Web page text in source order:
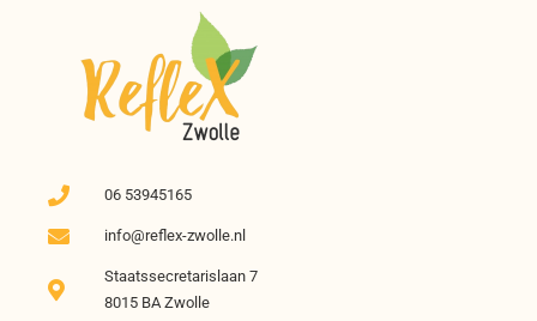
06 53945165
info@reflex-zwolle.nl
Staatssecretarislaan 7
8015 BA Zwolle